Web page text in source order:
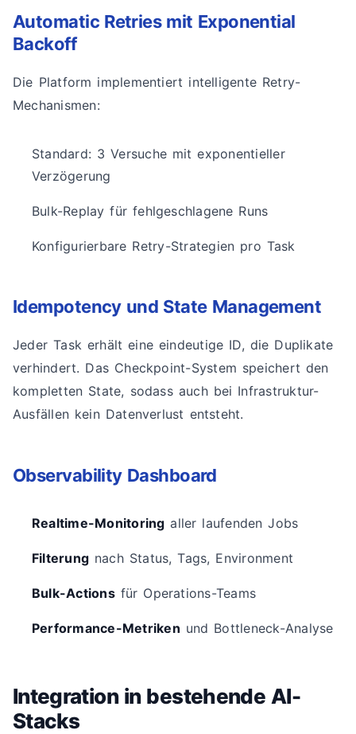
Automatic Retries mit Exponential
Backoff
Die Platform implementiert intelligente Retry-
Mechanismen:
Standard: 3 Versuche mit exponentieller
Verzögerung
Bulk-Replay für fehlgeschlagene Runs
Konfigurierbare Retry-Strategien pro Task
Idempotency und State Management
Jeder Task erhält eine eindeutige ID, die Duplikate
verhindert. Das Checkpoint-System speichert den
kompletten State, sodass auch bei Infrastruktur-
Ausfällen kein Datenverlust entsteht.
Observability Dashboard
Realtime-Monitoring aller laufenden Jobs
Filterung nach Status, Tags, Environment
Bulk-Actionsfür Operations-Teams
Performance-Metriken und Bottleneck-Analyse
Integration in bestehende AI-
Stacks